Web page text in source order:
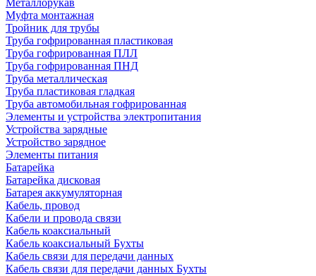
Металлорукав
Муфта монтажная
Тройник для трубы
Труба гофрированная пластиковая
Труба гофрированная ПЛЛ
Труба гофрированная ПНД
Труба металлическая
Труба пластиковая гладкая
Труба автомобильная гофрированная
Элементы и устройства электропитания
Устройства зарядные
Устройство зарядное
Элементы питания
Батарейка
Батарейка дисковая
Батарея аккумуляторная
Кабель, провод
Кабели и провода связи
Кабель коаксиальный
Кабель коаксиальный Бухты
Кабель связи для передачи данных
Кабель связи для передачи данных Бухты